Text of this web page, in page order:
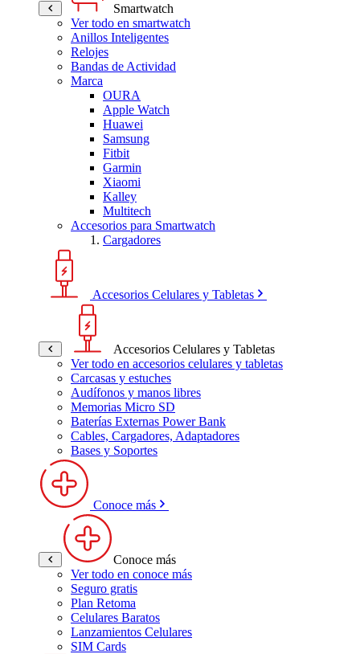
Smartwatch
Ver todo en smartwatch
Anillos Inteligentes
Relojes
Bandas de Actividad
Marca
OURA
Apple Watch
Huawei
Samsung
Fitbit
Garmin
Xiaomi
Kalley
Multitech
Accesorios para Smartwatch
Cargadores
Accesorios Celulares y Tabletas
Accesorios Celulares y Tabletas
Ver todo en accesorios celulares y tabletas
Carcasas y estuches
Audífonos y manos libres
Memorias Micro SD
Baterías Externas Power Bank
Cables, Cargadores, Adaptadores
Bases y Soportes
Conoce más
Conoce más
Ver todo en conoce más
Seguro gratis
Plan Retoma
Celulares Baratos
Lanzamientos Celulares
SIM Cards